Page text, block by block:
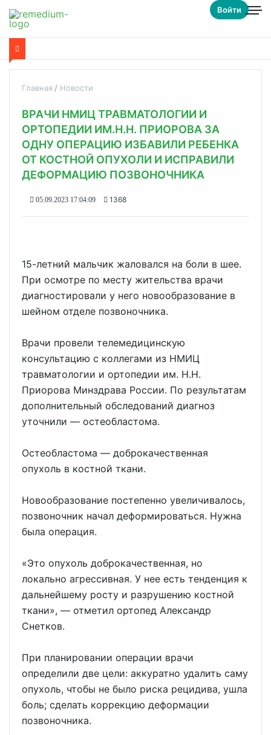
Войти
Главная Новости
ВРАЧИ НМИЦ ТРАВМАТОЛОГИИ И
ОРТОПЕДИИ ИМ.Н.Н. ПРИОРОВА ЗА
ОДНУ ОПЕРАЦИЮ ИЗБАВИЛИ РЕБЕНКА
ОТ КОСТНОЙ ОПУХОЛИ И ИСПРАВИЛИ
ДЕФОРМАЦИЮ ПОЗВОНОЧНИКА
05.09.2023 17:04:09 1368
15-летний мальчик жаловался на боли в шее.
При осмотре по месту жительства врачи
диагностировали у него новообразование в
шейном отделе позвоночника.
Врачи провели телемедицинскую
консультацию с коллегами из НМИЦ
травматологии и ортопедии им. Н.Н.
Приорова Минздрава России. По результатам
дополнительный обследований диагноз
уточнили — остеобластома.
Остеобластома — доброкачественная
опухоль в костной ткани.
Новообразование постепенно увеличивалось,
позвоночник начал деформироваться. Нужна
была операция.
«Это опухоль доброкачественная, но
локально агрессивная. У нее есть тенденция к
дальнейшему росту и разрушению костной
ткани», — отметил ортопед Александр
Снетков.
При планировании операции врачи
определили две цели: аккуратно удалить саму
опухоль, чтобы не было риска рецидива, ушла
боль; сделать коррекцию деформации
позвоночника.